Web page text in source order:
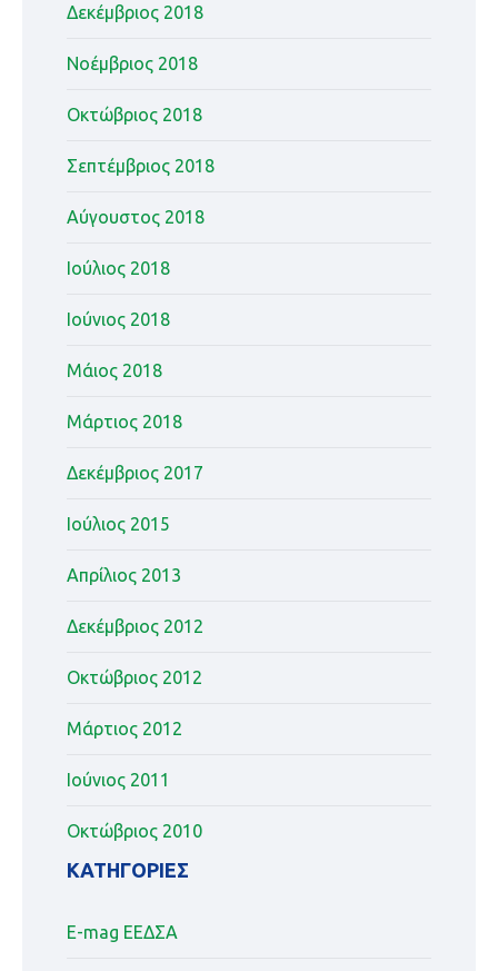
Δεκέμβριος 2018
Νοέμβριος 2018
Οκτώβριος 2018
Σεπτέμβριος 2018
Αύγουστος 2018
Ιούλιος 2018
Ιούνιος 2018
Μάιος 2018
Μάρτιος 2018
Δεκέμβριος 2017
Ιούλιος 2015
Απρίλιος 2013
Δεκέμβριος 2012
Οκτώβριος 2012
Μάρτιος 2012
Ιούνιος 2011
Οκτώβριος 2010
KΑΤΗΓΟΡΊΕΣ
E-mag ΕΕΔΣΑ